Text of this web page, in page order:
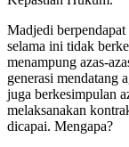
Madjedi
selama ini tidak
menampung azas-
generasi mendatang
juga berkesimpulan
melaksanakan
dicapai. Mengapa?